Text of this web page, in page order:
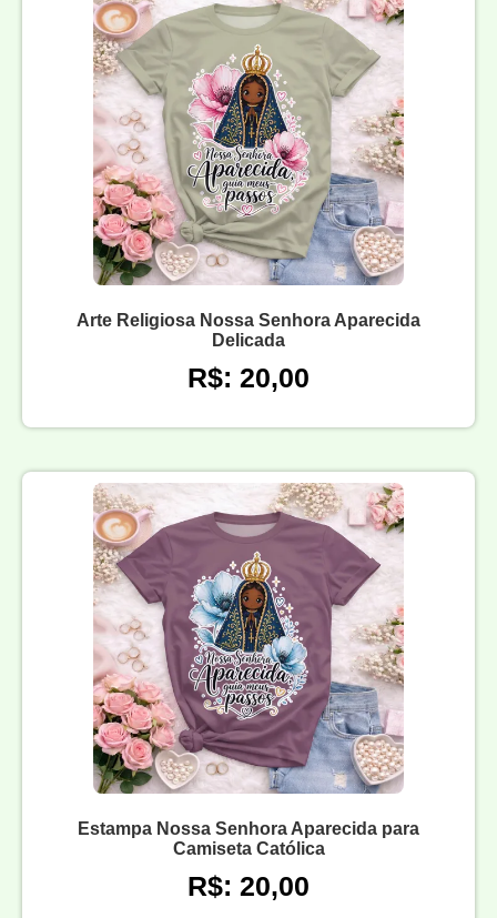
Arte Religiosa Nossa Senhora Aparecida
Delicada
R$: 20,00
Estampa Nossa Senhora Aparecida para
Camiseta Católica
R$: 20,00